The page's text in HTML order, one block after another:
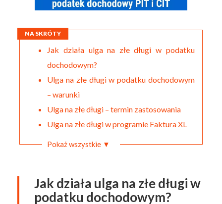
NA SKRÓTY
Jak działa ulga na złe długi w podatku
dochodowym?
Ulga na złe długi w podatku dochodowym
– warunki
Ulga na złe długi – termin zastosowania
Ulga na złe długi w programie Faktura XL
Pokaż wszystkie ▼
Jak działa ulga na złe długi w
podatku dochodowym?